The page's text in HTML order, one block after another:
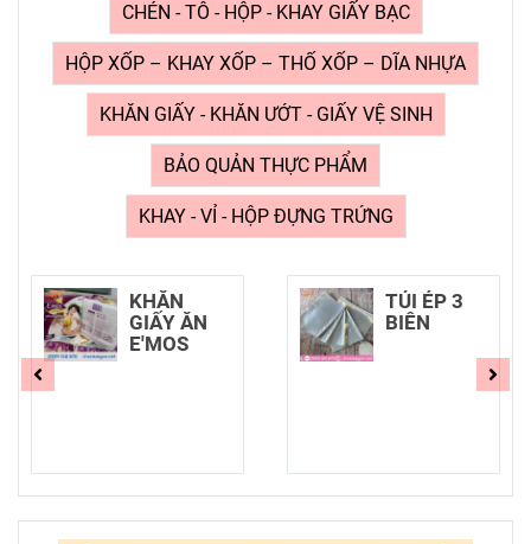
CHÉN - TÔ - HỘP - KHAY GIẤY BẠC
HỘP XỐP – KHAY XỐP – THỐ XỐP – DĨA NHỰA
KHĂN GIẤY - KHĂN ƯỚT - GIẤY VỆ SINH
BẢO QUẢN THỰC PHẨM
KHAY - VỈ - HỘP ĐỰNG TRỨNG
KHĂN
GIẤY ĂN
E'MOS
TÚI ÉP 3
BIÊN